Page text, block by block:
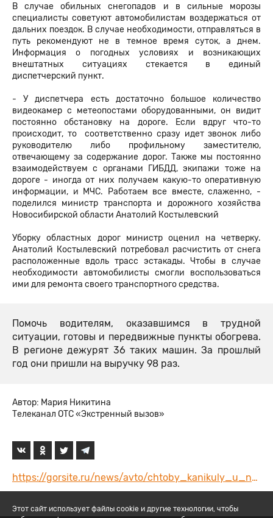
В случае обильных снегопадов и в сильные морозы
специалисты советуют автомобилистам воздержаться от
дальних поездок. В случае необходимости, отправляться в
путь рекомендуют не в темное время суток, а днем.
Информация о погодных условиях и возникающих
внештатных ситуациях стекается в единый
диспетчерский пункт.
- У диспетчера есть достаточно большое количество
видеокамер с метеопостами оборудованными, он видит
постоянно обстановку на дороге. Если вдруг что-то
происходит, то соответственно сразу идет звонок либо
руководителю либо профильному заместителю,
отвечающему за содержание дорог. Также мы постоянно
взаимодействуем с органами ГИБДД, экипажи тоже на
дороге - иногда от них получаем какую-то оперативную
информации, и МЧС. Работаем все вместе, слаженно, -
поделился министр транспорта и дорожного хозяйства
Новосибирской области Анатолий Костылевский
Уборку областных дорог министр оценил на четверку.
Анатолий Костылевский потребовал расчистить от снега
расположенные вдоль трасс эстакады. Чтобы в случае
необходимости автомобилисты смогли воспользоваться
ими для ремонта своего транспортного средства.
Помочь водителям, оказавшимся в трудной
ситуации, готовы и передвижные пункты обогрева.
В регионе дежурят 36 таких машин. За прошлый
год они пришли на выручку 98 раз.
Автор: Мария Никитина
Телеканал ОТС «Экстренный вызов»
https://gorsite.ru/news/avto/chtoby_kanikuly_u_novosibirtsev_udalis_dorozhniki_rabotayut_kruglosutochno/
Этот сайт использует файлы cookie и другие технологии, чтобы